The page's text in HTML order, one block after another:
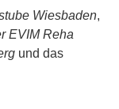
Wiesbaden,
EVIM Reha
und das